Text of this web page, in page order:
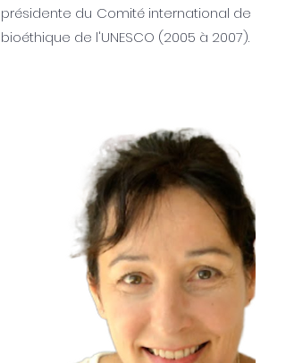
présidente du Comité international de
bioéthique de l'UNESCO (2005 à 2007).